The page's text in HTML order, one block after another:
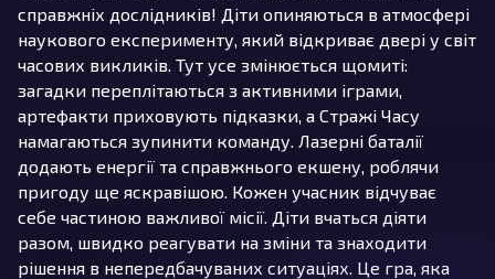
справжніх дослідників! Діти опиняються в атмосфері
наукового експерименту, який відкриває двері у світ
часових викликів. Тут усе змінюється щомиті:
загадки переплітаються з активними іграми,
артефакти приховують підказки, а Стражі Часу
намагаються зупинити команду. Лазерні баталії
додають енергії та справжнього екшену, роблячи
пригоду ще яскравішою. Кожен учасник відчуває
себе частиною важливої місії. Діти вчаться діяти
разом, швидко реагувати на зміни та знаходити
рішення в непередбачуваних ситуаціях. Це гра, яка